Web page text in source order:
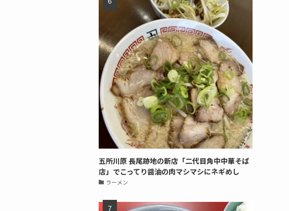
五所川原 長尾跡地の新店「二代目角中中華そば
店」でこってり醤油の肉マシマシにネギめし
ラーメン